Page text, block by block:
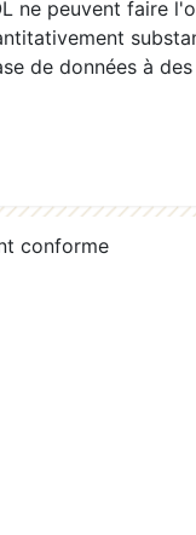
ne peuvent faire
de données à
conforme